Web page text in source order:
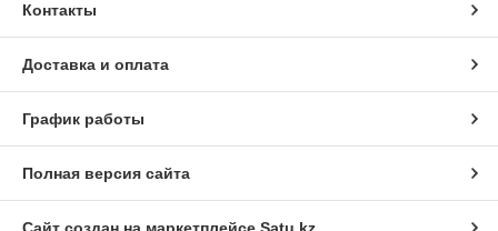
Контакты
Доставка и оплата
График работы
Полная версия сайта